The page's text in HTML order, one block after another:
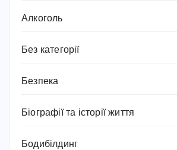
Алкоголь
Без категорії
Безпека
Біографії та історії життя
Бодибілдинг